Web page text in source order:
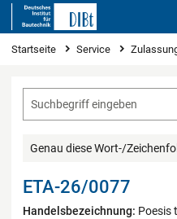
Sie sind hier
Startseite Service
Genau diese Wort-/
ETA-26/0077
Handelsbezeichnung: Poesis